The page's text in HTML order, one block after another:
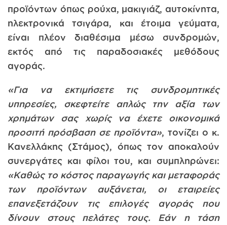
προϊόντων όπως ρούχα, μακιγιάζ, αυτοκίνητα,
ηλεκτρονικά τσιγάρα, και έτοιμα γεύματα,
είναι πλέον διαθέσιμα μέσω συνδρομών,
εκτός από τις παραδοσιακές μεθόδους
αγοράς.
«Για να εκτιμήσετε τις συνδρομητικές
υπηρεσίες, σκεφτείτε απλώς την αξία των
χρημάτων σας χωρίς να έχετε οικονομικά
προσιτή πρόσβαση σε προϊόντα», τονίζει ο κ.
Κανελλάκης (Στάμος), όπως τον αποκαλούν
συνεργάτες και φίλοι του, και συμπληρώνει:
«Καθώς το κόστος παραγωγής και μεταφοράς
των προϊόντων αυξάνεται, οι εταιρείες
επανεξετάζουν τις επιλογές αγοράς που
δίνουν στους πελάτες τους. Εάν η τάση